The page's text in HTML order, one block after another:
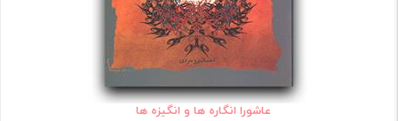
عاشورا انگاره ها و انگیزه ها